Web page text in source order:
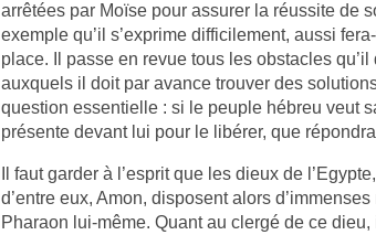
arrêtées par Moïse pour assurer la réussite de
exemple qu’il s’exprime difficilement, aussi
place. Il passe en revue tous les obstacles
auxquels il doit par avance trouver des
question essentielle : si le peuple hébreu veut
présente devant lui pour le libérer, que
Il faut garder à l’esprit que les dieux de
d’entre eux, Amon, disposent alors
Pharaon lui-même. Quant au clergé de ce